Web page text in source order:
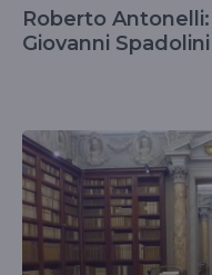
Roberto
Giovanni Spadolini